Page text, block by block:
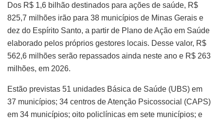
Dos R$ 1,6 bilhão destinados para ações de saúde, R$
825,7 milhões irão para 38 municípios de Minas Gerais e
dez do Espírito Santo, a partir de Plano de Ação em Saúde
elaborado pelos próprios gestores locais. Desse valor, R$
562,6 milhões serão repassados ainda neste ano e R$ 263
milhões, em 2026.
Estão previstas 51 unidades Básica de Saúde (UBS) em
37 municípios; 34 centros de Atenção Psicossocial (CAPS)
em 34 municípios; oito policlínicas em sete municípios; e